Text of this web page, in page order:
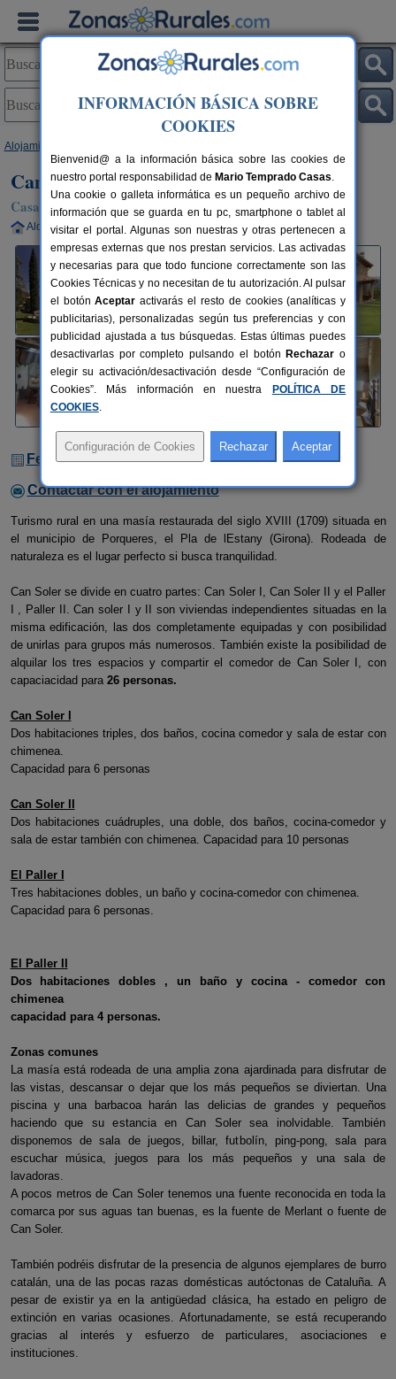
Alojamientos
Can Soler de Merlant
Casa Rural en Porqueres (Girona)
Alquiler completo 26+6 plazas 20 km de Girona
Fechas Libres
Contactar con el alojamiento
Turismo rural en una masía restaurada del siglo XVIII (1709) situada en
el municipio de Porqueres, el Pla de lEstany (Girona). Rodeada de
naturaleza es el lugar perfecto si busca tranquilidad.
Can Soler se divide en cuatro partes: Can Soler I, Can Soler II y el Paller
I , Paller II. Can soler I y II son viviendas independientes situadas en la
misma edificación, las dos completamente equipadas y con posibilidad
de unirlas para grupos más numerosos. También existe la posibilidad de
alquilar los tres espacios y compartir el comedor de Can Soler I, con
capaciacidad para 26 personas.
Can Soler I
Dos habitaciones triples, dos baños, cocina comedor y sala de estar con
chimenea.
Capacidad para 6 personas
Can Soler II
Dos habitaciones cuádruples, una doble, dos baños, cocina-comedor y
sala de estar también con chimenea. Capacidad para 10 personas
El Paller I
Tres habitaciones dobles, un baño y cocina-comedor con chimenea.
Capacidad para 6 personas.
El Paller II
Dos habitaciones dobles , un baño y cocina - comedor con
chimenea
capacidad para 4 personas.
Zonas comunes
La masía está rodeada de una amplia zona ajardinada para disfrutar de
las vistas, descansar o dejar que los más pequeños se diviertan. Una
piscina y una barbacoa harán las delicias de grandes y pequeños
haciendo que su estancia en Can Soler sea inolvidable. También
disponemos de sala de juegos, billar, futbolín, ping-pong, sala para
escuchar música, juegos para los más pequeños y una sala de
lavadoras.
A pocos metros de Can Soler tenemos una fuente reconocida en toda la
comarca por sus aguas tan buenas, es la fuente de Merlant o fuente de
Can Soler.
También podréis disfrutar de la presencia de algunos ejemplares de burro
catalán, una de las pocas razas domésticas autóctonas de Cataluña. A
pesar de existir ya en la antigüedad clásica, ha estado en peligro de
extinción en varias ocasiones. Afortunadamente, se está recuperando
gracias al interés y esfuerzo de particulares, asociaciones e
instituciones.
INFORMACIÓN BÁSICA SOBRE
COOKIES
Bienvenid@ a la información básica sobre las cookies de
nuestro portal responsabilidad de Mario Temprado Casas.
Una cookie o galleta informática es un pequeño archivo de
información que se guarda en tu pc, smartphone o tablet al
visitar el portal. Algunas son nuestras y otras pertenecen a
empresas externas que nos prestan servicios. Las activadas
y necesarias para que todo funcione correctamente son las
Cookies Técnicas y no necesitan de tu autorización. Al pulsar
el botónAceptar activarás el resto de cookies (analíticas y
publicitarias), personalizadas según tus preferencias y con
publicidad ajustada a tus búsquedas. Estas últimas puedes
desactivarlas por completo pulsando el botón Rechazar o
elegir su activación/desactivación desde “Configuración de
Cookies”. Más información en nuestra
POLÍTICA DE
COOKIES.